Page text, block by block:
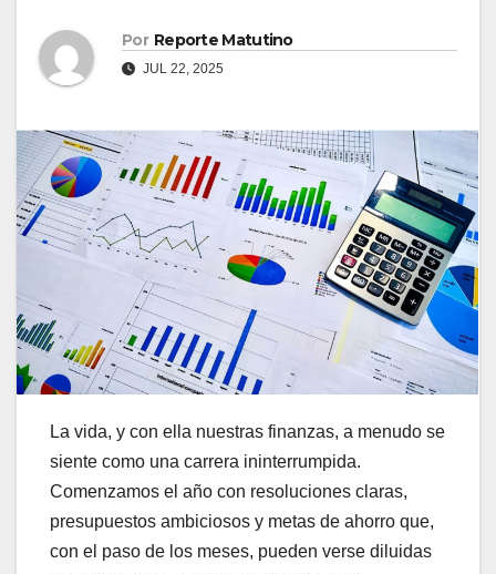
Por Reporte Matutino
JUL 22, 2025
La vida, y con ella nuestras finanzas, a menudo se
siente como una carrera ininterrumpida.
Comenzamos el año con resoluciones claras,
presupuestos ambiciosos y metas de ahorro que,
con el paso de los meses, pueden verse diluidas